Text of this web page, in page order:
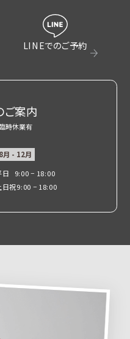
LINEでのご予約
ご案内
時休業有
8月 - 12月
日
9:00 − 18:00
日祝9:00 − 18:00